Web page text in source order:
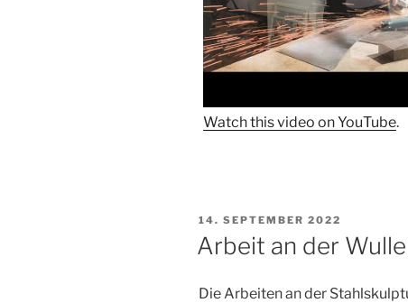
Watch this video on YouTube.
VERÖFFENTLICHT
AM
14. SEPTEMBER 2022
Arbeit an der
Die Arbeiten an der